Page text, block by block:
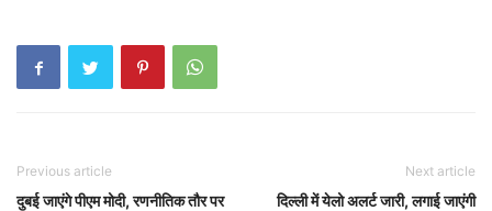
Previous article
दुबई जाएंगे पीएम मोदी, रणनीतिक तौर पर
Next article
दिल्ली में येलो अलर्ट जारी, लगाई जाएंगी